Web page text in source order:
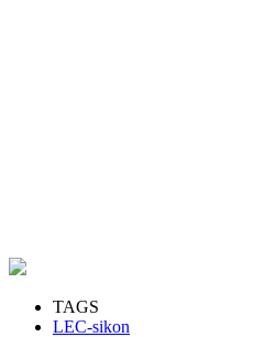
TAGS
LEC-sikon